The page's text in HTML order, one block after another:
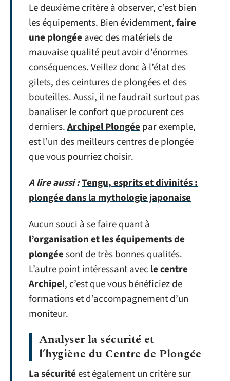
Le deuxième critère à observer, c’est bien
les équipements. Bien évidemment,faire
une plongée avec des matériels de
mauvaise qualité peut avoir d’énormes
conséquences. Veillez donc à l’état des
gilets, des ceintures de plongées et des
bouteilles. Aussi, il ne faudrait surtout pas
banaliser le confort que procurent ces
derniers.Archipel Plongéepar exemple,
est l’un des meilleurs centres de plongée
que vous pourriez choisir.
A lire aussi :Tengu, esprits et divinités :
plongée dans la mythologie japonaise
Aucun souci à se faire quant à
l’organisation et les équipements de
plongéesont de très bonnes qualités.
L’autre point intéressant avec le centre
Archipel, c’est que vous bénéficiez de
formations et d’accompagnement d’un
moniteur.
Analyser la sécurité et
l’hygiène du Centre de Plongée
La sécuritéest également un critère sur